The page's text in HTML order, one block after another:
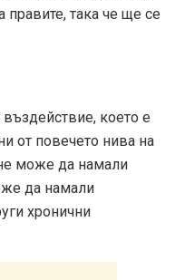
правите, така че ще се
което е
от повечето нива на
може да намали
да намали
хронични